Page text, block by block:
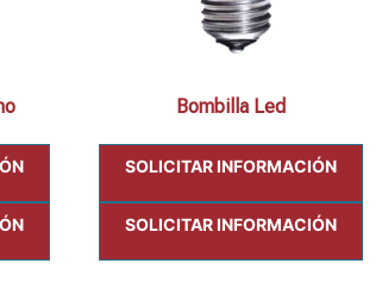
Bombilla Led
SOLICITAR INFORMACIÓN
SOLICITAR INFORMACIÓN